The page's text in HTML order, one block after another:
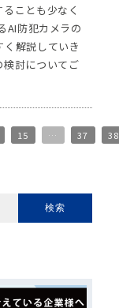
ことも少なく
AI防犯カメラの
解説していき
検討についてご
15 … 37